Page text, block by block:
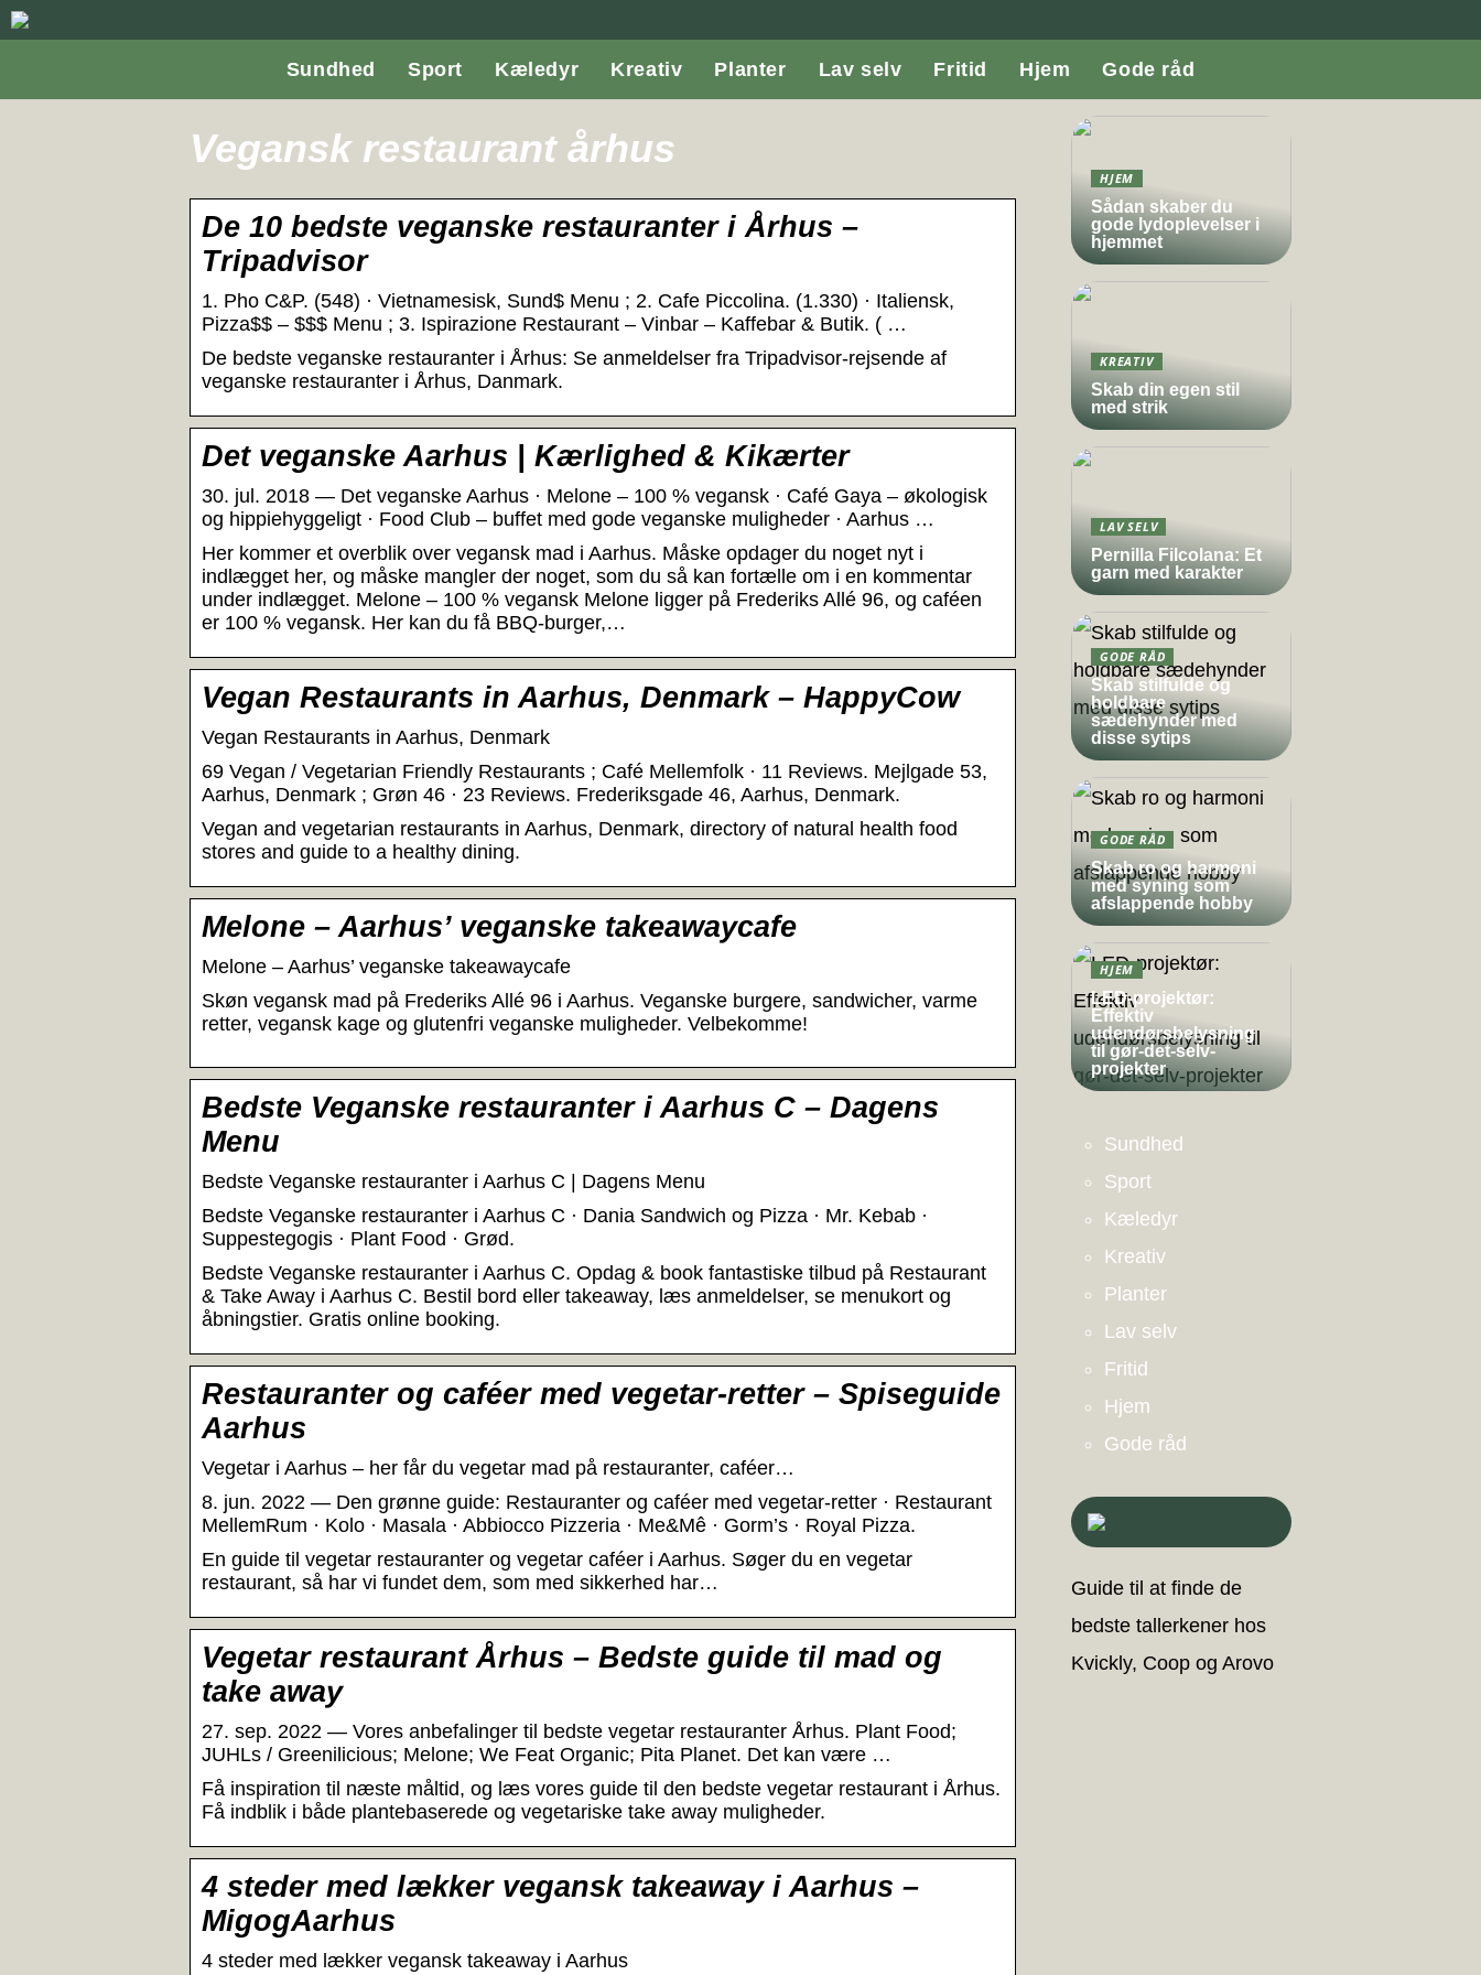
Sundhed Sport Kæledyr Kreativ Planter Lav selv Fritid Hjem Gode råd
Vegansk restaurant århus
De 10 bedste veganske restauranter i Århus –
Tripadvisor
1. Pho C&P. (548) · Vietnamesisk, Sund$ Menu ; 2. Cafe Piccolina. (1.330) · Italiensk,
Pizza$$ – $$$ Menu ; 3. Ispirazione Restaurant – Vinbar – Kaffebar & Butik. ( …
De bedste veganske restauranter i Århus: Se anmeldelser fra Tripadvisor-rejsende af
veganske restauranter i Århus, Danmark.
Det veganske Aarhus | Kærlighed & Kikærter
30. jul. 2018 — Det veganske Aarhus · Melone – 100 % vegansk · Café Gaya – økologisk
og hippiehyggeligt · Food Club – buffet med gode veganske muligheder · Aarhus …
Her kommer et overblik over vegansk mad i Aarhus. Måske opdager du noget nyt i
indlægget her, og måske mangler der noget, som du så kan fortælle om i en kommentar
under indlægget. Melone – 100 % vegansk Melone ligger på Frederiks Allé 96, og caféen
er 100 % vegansk. Her kan du få BBQ-burger,…
Vegan Restaurants in Aarhus, Denmark – HappyCow
Vegan Restaurants in Aarhus, Denmark
69 Vegan / Vegetarian Friendly Restaurants ; Café Mellemfolk · 11 Reviews. Mejlgade 53,
Aarhus, Denmark ; Grøn 46 · 23 Reviews. Frederiksgade 46, Aarhus, Denmark.
Vegan and vegetarian restaurants in Aarhus, Denmark, directory of natural health food
stores and guide to a healthy dining.
Melone – Aarhus’ veganske takeawaycafe
Melone – Aarhus’ veganske takeawaycafe
Skøn vegansk mad på Frederiks Allé 96 i Aarhus. Veganske burgere, sandwicher, varme
retter, vegansk kage og glutenfri veganske muligheder. Velbekomme!
Bedste Veganske restauranter i Aarhus C – Dagens
Menu
Bedste Veganske restauranter i Aarhus C | Dagens Menu
Bedste Veganske restauranter i Aarhus C · Dania Sandwich og Pizza · Mr. Kebab ·
Suppestegogis · Plant Food · Grød.
Bedste Veganske restauranter i Aarhus C. Opdag & book fantastiske tilbud på Restaurant
& Take Away i Aarhus C. Bestil bord eller takeaway, læs anmeldelser, se menukort og
åbningstier. Gratis online booking.
Restauranter og caféer med vegetar-retter – Spiseguide
Aarhus
Vegetar i Aarhus – her får du vegetar mad på restauranter, caféer…
8. jun. 2022 — Den grønne guide: Restauranter og caféer med vegetar-retter · Restaurant
MellemRum · Kolo · Masala · Abbiocco Pizzeria · Me&Mê · Gorm’s · Royal Pizza.
En guide til vegetar restauranter og vegetar caféer i Aarhus. Søger du en vegetar
restaurant, så har vi fundet dem, som med sikkerhed har…
Vegetar restaurant Århus – Bedste guide til mad og
take away
27. sep. 2022 — Vores anbefalinger til bedste vegetar restauranter Århus. Plant Food;
JUHLs / Greenilicious; Melone; We Feat Organic; Pita Planet. Det kan være …
Få inspiration til næste måltid, og læs vores guide til den bedste vegetar restaurant i Århus.
Få indblik i både plantebaserede og vegetariske take away muligheder.
4 steder med lækker vegansk takeaway i Aarhus –
MigogAarhus
4 steder med lækker vegansk takeaway i Aarhus
HJEM
Sådan skaber du
gode lydoplevelser i
hjemmet
KREATIV
Skab din egen stil
med strik
LAV SELV
Pernilla Filcolana: Et
garn med karakter
GODE RÅD
Skab stilfulde og
holdbare
sædehynder med
disse sytips
GODE RÅD
Skab ro og harmoni
med syning som
afslappende hobby
HJEM
LED-projektør:
Effektiv
udendørsbelysning
til gør-det-selv-
projekter
Sundhed
Sport
Kæledyr
Kreativ
Planter
Lav selv
Fritid
Hjem
Gode råd
Guide til at finde de
bedste tallerkener hos
Kvickly, Coop og Arovo